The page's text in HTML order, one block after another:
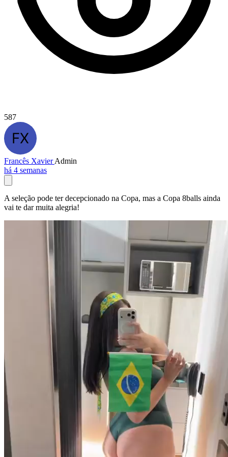
587
Francês XavierAdmin
há 4 semanas
A seleção pode ter decepcionado na Copa, mas a Copa 8balls ainda
vai te dar muita alegria!